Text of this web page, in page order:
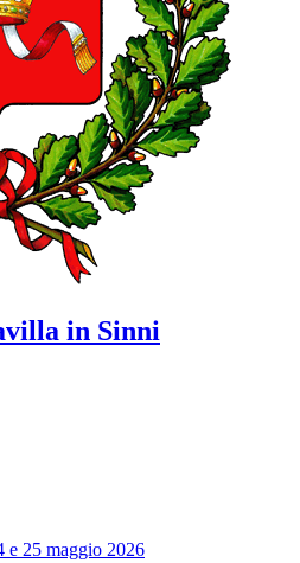
in Sinni
e 25 maggio 2026